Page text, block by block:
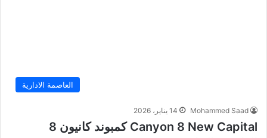
العاصمة الادارية
Mohammed Saad 14 يناير، 2026
Canyon 8 New Capital كمبوند كانيون 8